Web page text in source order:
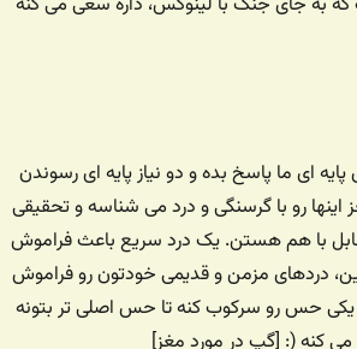
ای ما پاسخ بده و دو نیاز پایه ای رسوندن
رو با گرسنگی و درد می شناسه و تحقیقی
با هم هستن. یک درد سریع باعث فراموش
دردهای مزمن و قدیمی خودتون رو فراموش
یکی حس رو سرکوب کنه تا حس اصلی تر بتونه
می کنه (: [گپ در مورد مغز]